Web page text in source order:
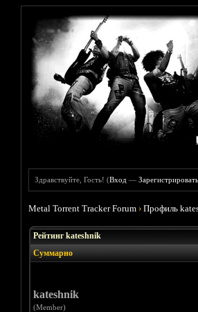
Здравствуйте, Гость! (Вход —
Metal Torrent Tracker Forum ›Профиль
Рейтинг kateshnik
Суммарно
kateshnik
(Member)